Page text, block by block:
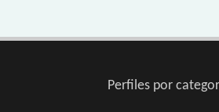
Perfiles por